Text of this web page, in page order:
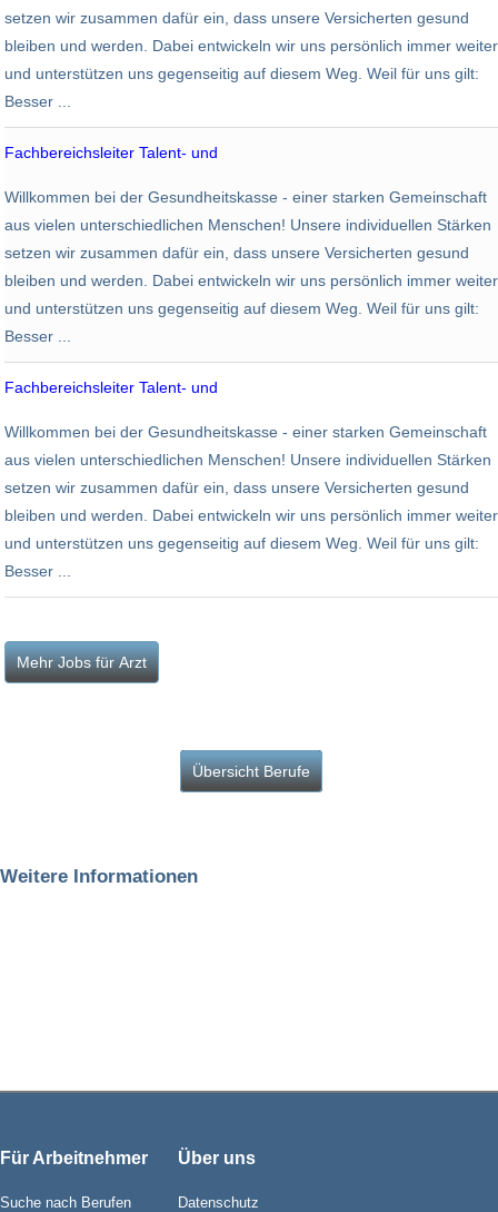
setzen wir zusammen dafür ein, dass unsere Versicherten gesund
bleiben und werden. Dabei entwickeln wir uns persönlich immer weiter
und unterstützen uns gegenseitig auf diesem Weg. Weil für uns gilt:
Besser ...
Fachbereichsleiter Talent- und
Chemnitz
Willkommen bei der Gesundheitskasse - einer starken Gemeinschaft
aus vielen unterschiedlichen Menschen! Unsere individuellen Stärken
setzen wir zusammen dafür ein, dass unsere Versicherten gesund
bleiben und werden. Dabei entwickeln wir uns persönlich immer weiter
und unterstützen uns gegenseitig auf diesem Weg. Weil für uns gilt:
Besser ...
Fachbereichsleiter Talent- und
Leipzig
Willkommen bei der Gesundheitskasse - einer starken Gemeinschaft
aus vielen unterschiedlichen Menschen! Unsere individuellen Stärken
setzen wir zusammen dafür ein, dass unsere Versicherten gesund
bleiben und werden. Dabei entwickeln wir uns persönlich immer weiter
und unterstützen uns gegenseitig auf diesem Weg. Weil für uns gilt:
Besser ...
Übersicht Berufe
Weitere Informationen
Für Arbeitnehmer
Suche nach Berufen
Über uns
Datenschutz